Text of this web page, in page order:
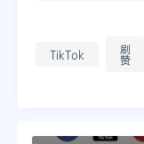
TikTok 刷
赞